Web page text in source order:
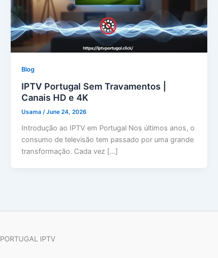
Blog
IPTV Portugal Sem Travamentos |
Canais HD e 4K
Usama/June 24, 2026
Introdução ao IPTV em Portugal Nos últimos anos, o
consumo de televisão tem passado por uma grande
transformação. Cada vez […]
PORTUGAL IPTV